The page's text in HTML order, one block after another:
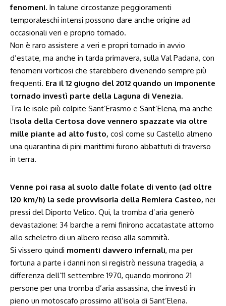
fenomeni. In talune circostanze peggioramenti
temporaleschi intensi possono dare anche origine ad
occasionali veri e proprio tornado.
Non è raro assistere a veri e propri tornado in avvio
d’estate, ma anche in tarda primavera, sulla Val Padana, con
fenomeni vorticosi che starebbero divenendo sempre più
frequenti. Era il 12 giugno del 2012 quando un imponente
tornado investì parte della Laguna di Venezia.
Tra le isole più colpite Sant’Erasmo e Sant’Elena, ma anche
l‘isola della Certosa dove vennero spazzate via oltre
mille piante ad alto fusto, così come su Castello almeno
una quarantina di pini marittimi furono abbattuti di traverso
in terra.
Venne poi rasa al suolo dalle folate di vento (ad oltre
120 km/h) la sede provvisoria della Remiera Casteo, nei
pressi del Diporto Velico. Qui, la tromba d’aria generò
devastazione: 34 barche a remi finirono accatastate attorno
allo scheletro di un albero reciso alla sommità.
Si vissero quindi momenti davvero infernali, ma per
fortuna a parte i danni non si registrò nessuna tragedia, a
differenza dell’11 settembre 1970, quando morirono 21
persone per una tromba d’aria assassina, che investì in
pieno un motoscafo prossimo all’isola di Sant’Elena.